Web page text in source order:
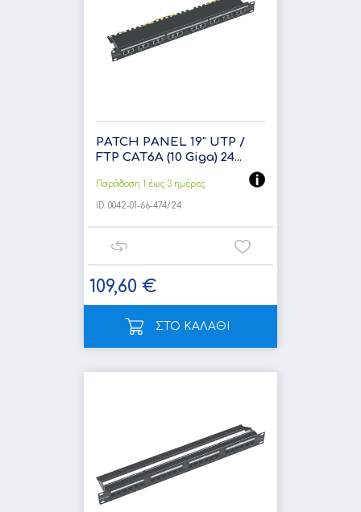
PATCH PANEL 19" UTP /
FTP CAT6A (10 Giga) 24...
Παράδοση 1 έως 3 ημέρες
ID: 0042-01-66-474/24
109,60 €
ΣΤΟ ΚΑΛΑΘΙ